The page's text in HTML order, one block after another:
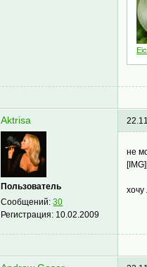
Aktrisa
Пользователь
Сообщений:30
Регистрация: 10.02.2009
не
[IMG]
хочу